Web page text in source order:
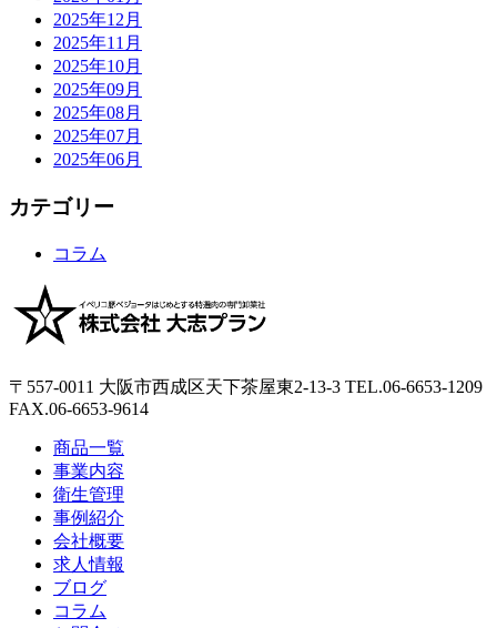
2025年12月
2025年11月
2025年10月
2025年09月
2025年08月
2025年07月
2025年06月
カテゴリー
コラム
〒557-0011 大阪市西成区天下茶屋東2-13-3 TEL.06-6653-1209
FAX.06-6653-9614
商品一覧
事業内容
衛生管理
事例紹介
会社概要
求人情報
ブログ
コラム